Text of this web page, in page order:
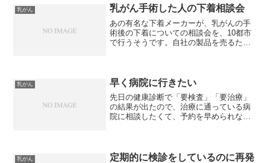
で様子見と言われたのですが、あんなに
真っ白に映るもんなんだと...
乳がん 乳がん手術した人の下着相談会
あの有名な下着メーカーが、乳がんの手
術後の下着についての相談会を、10都市
で行うそうです。自社の製品を売るため
す。そして、実際に、社製...
乳がん 早く病院に行きたい
先日の健康診断で「要検査」「要治療」
の結果が出たので、治療に通っている病
院に相談したくて、予約を早められない
なんか長い・・・。毎日の...
乳がん
定期的に検診をしているのに再発